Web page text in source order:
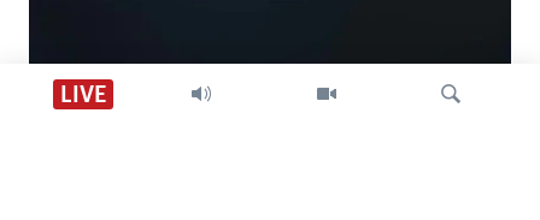
LIVE
Descarga VOA +